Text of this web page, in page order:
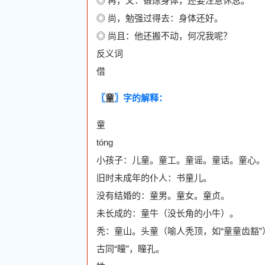
◎ 尚，勉强过得去：身体还好。
◎ 尚且：他还搬不动，何况我呢？
反义词
借
〖童〗字的解释：
童
tóng
小孩子：儿童。童工。童谣。童话。童心。
旧时未成年的仆人：书童儿。
没有结婚的：童男。童女。童贞。
未长成的：童牛（没长角的小牛）。
秃：童山。头童（喻人秃顶，如“童童齿豁”
古同“瞳”，瞳孔。